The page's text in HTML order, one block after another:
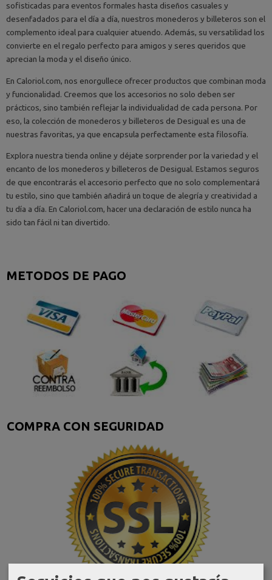
METODOS DE PAGO
COMPRA CON SEGURIDAD
sofisticadas para eventos formales hasta diseños casuales y
desenfadados para el día a día, nuestros monederos y billeteros son el
complemento ideal para cualquier atuendo. Además, su versatilidad los
convierte en el regalo perfecto para amigos y seres queridos que
aprecian la moda y el diseño único.
En Caloriol.com, nos enorgullece ofrecer productos que combinan moda
y funcionalidad. Creemos que los accesorios no solo deben ser
prácticos, sino también reflejar la individualidad de cada persona. Por
eso, la colección de monederos y billeteros de Desigual es una de
nuestras favoritas, ya que encapsula perfectamente esta filosofía.
Explora nuestra tienda online y déjate sorprender por la variedad y el
encanto de los monederos y billeteros de Desigual. Estamos seguros
de que encontrarás el accesorio perfecto que no solo complementará
tu estilo, sino que también añadirá un toque de alegría y creatividad a
tu día a día. En Caloriol.com, hacer una declaración de estilo nunca ha
sido tan fácil ni tan divertido.